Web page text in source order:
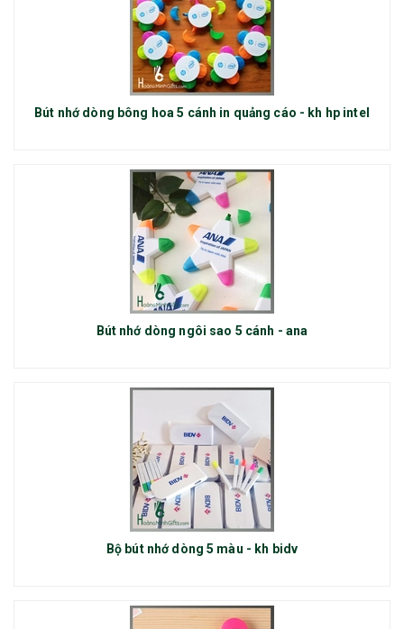
Bút nhớ dòng bông hoa 5 cánh in quảng cáo - kh hp intel
Bút nhớ dòng ngôi sao 5 cánh - ana
Bộ bút nhớ dòng 5 màu - kh bidv